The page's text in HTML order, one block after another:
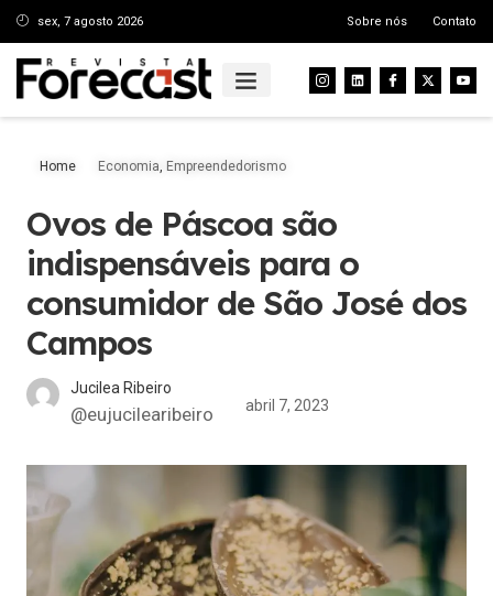
sex, 7 agosto 2026 Sobre nós Contato
Home Economia, Empreendedorismo
Ovos de Páscoa são
indispensáveis para o
consumidor de São José dos
Campos
Jucilea Ribeiro
@eujucilearibeiro abril 7, 2023